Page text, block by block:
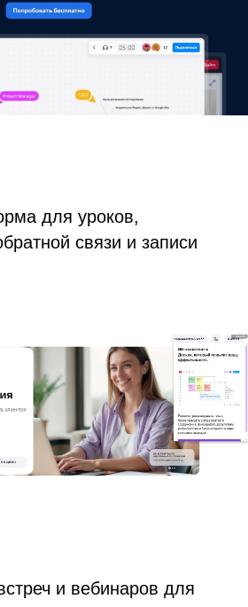
для уроков,
связи и записи
и вебинаров для